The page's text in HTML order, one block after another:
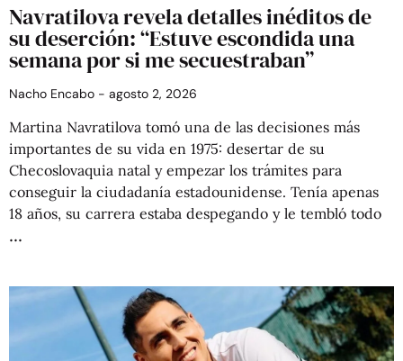
Navratilova revela detalles inéditos de
su deserción: “Estuve escondida una
semana por si me secuestraban”
Nacho Encabo agosto 2, 2026
Martina Navratilova tomó una de las decisiones más
importantes de su vida en 1975: desertar de su
Checoslovaquia natal y empezar los trámites para
conseguir la ciudadanía estadounidense. Tenía apenas
18 años, su carrera estaba despegando y le tembló todo